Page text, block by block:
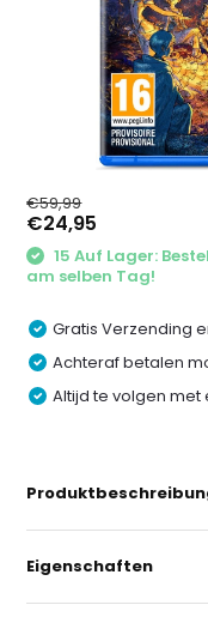
€59,99
€24,95
15 Auf Lager:
am selben Tag!
Gratis Verzending
Achteraf betalen
Altijd te volgen met
Eigenschaften